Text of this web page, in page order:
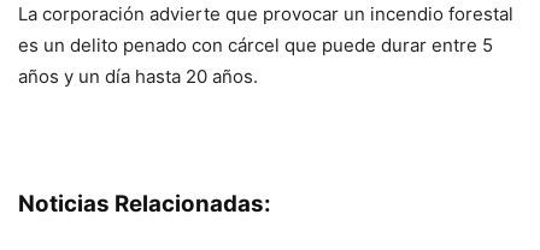
La corporación advierte que provocar un incendio forestal
es un delito penado con cárcel que puede durar entre 5
años y un día hasta 20 años.
Noticias Relacionadas: